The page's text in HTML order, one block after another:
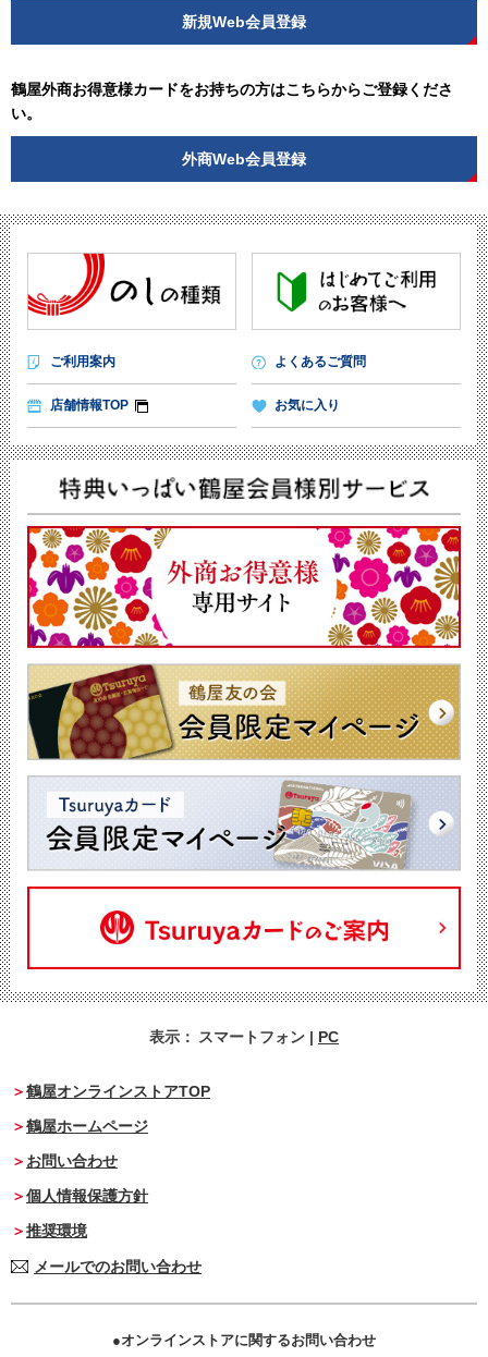
新規Web会員登録
鶴屋外商お得意様カードをお持ちの方はこちらからご登録くださ
い。
外商Web会員登録
ご利用案内 よくあるご質問
店舗情報TOP お気に入り
表示： スマートフォン | PC
鶴屋オンラインストアTOP
鶴屋ホームページ
お問い合わせ
個人情報保護方針
推奨環境
メールでのお問い合わせ
オンラインストアに関するお問い合わせ